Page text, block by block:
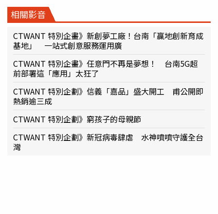
相關影音
CTWANT 特別企畫》新創夢工廠！台南「贏地創新育成
基地」 一站式創意服務運用廣
CTWANT 特別企畫》任意門不再是夢想！ 台南5G超
前部署這「應用」太狂了
CTWANT 特別企劃》信義「嘉品」盛大開工 甫公開即
熱銷逾三成
CTWANT 特別企劃》窮孩子的母親節
CTWANT 特別企劃》新冠病毒肆虐 水神噴噴守護全台
灣